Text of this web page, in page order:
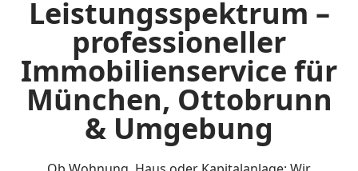
Leistungsspektrum –
professioneller
Immobilienservice für
München, Ottobrunn
& Umgebung